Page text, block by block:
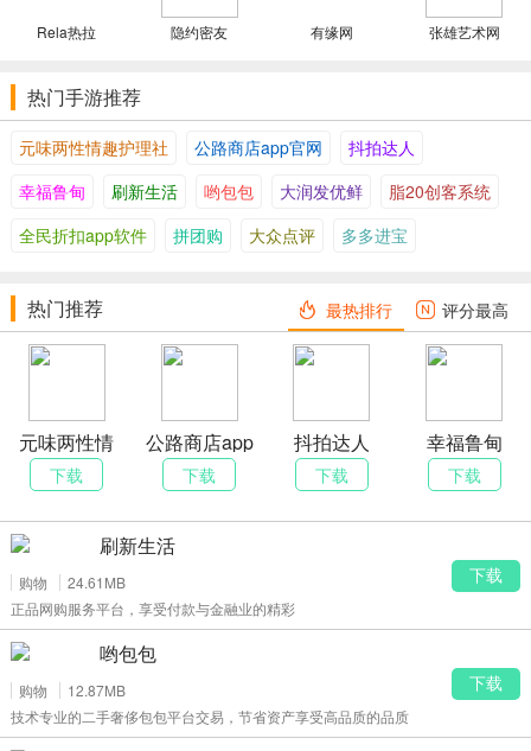
专为成人设计的性玩具商城软件。用户在这儿能够检索到各种各样
游戏道具，日常选择产品强烈推荐，安全性秘密，我们绝对确保保护
息推送各种各样屈辱和隐藏照片時间。
元味两性情趣护理社升级日志
味商城系统赶快和恋人约吧！
2.每日签到作用让你红包权利卡特惠产品领不断码上行,准了！
趣有一定的寄予！
4.伴伴优选页面界面提升,快手视频直播更为顺畅美观大方好兴动！
5.面具公园消息通知友情提示商城系统主题活动,到货通知哦夸克
6.增加支付宝钱包没有钱也能享受情趣感受哦, 零食工坊吧metro！
7.个人隐私信息保密周边一键轻松选购，保护你的秘密，个人隐私
物流运输，不必担心，你的秘密仅有我明白，不容易告知他人！
Rela热拉 隐约密友 有缘网 张雄艺术网
热门手游推荐
元味两性情趣护理社 公路商店app官网
抖拍达人
幸福鲁甸
刷新生活 哟包包 大润发优鲜
脂20创客系统
全民折扣app软件
拼团购 大众点评 多多进宝
热门推荐 最热排行 评分最高
元味两性情
趣护理社
下载
公路商店app
官网
下载
抖拍达人
下载
幸福鲁甸
下载
刷新生活
购物
24.61MB
正品网购服务平台，享受付款与金融业的精彩
下载
哟包包
购物
12.87MB
技术专业的二手奢侈包包平台交易，节省资产享受高品质的品质
下载